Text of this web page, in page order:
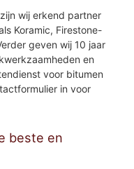
wij erkend partner
Koramic, Firestone-
geven wij 10 jaar
en
voor bitumen
in voor
beste en